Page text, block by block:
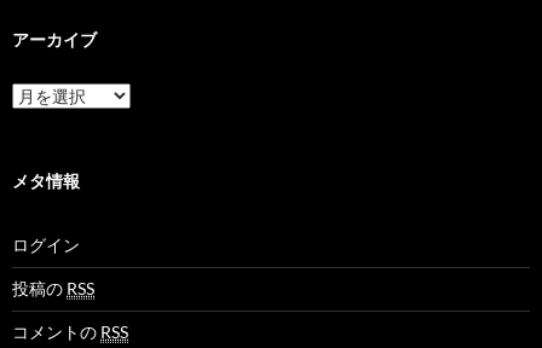
アーカイブ
ア
ー
ブ
メタ情報
ログイン
投稿の RSS
コメントの RSS